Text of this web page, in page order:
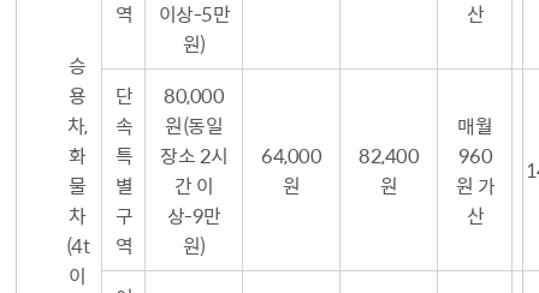
승
용
차,
화
물
차
(4t
이
역
이상-5만
원)
산
단
속
특
별
구
역
80,000
원(동일
장소 2시
간 이
상-9만
원)
64,000
원
82,400
원
매월
960
원 가
산